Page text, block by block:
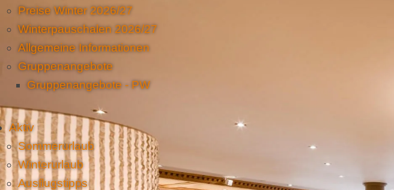
Preise Winter 2026/27
Winterpauschalen 2026/27
Allgemeine Informationen
Gruppenangebote
Gruppenangebote - PW
Aktiv
Sommerurlaub
Winterurlaub
Ausflugstipps